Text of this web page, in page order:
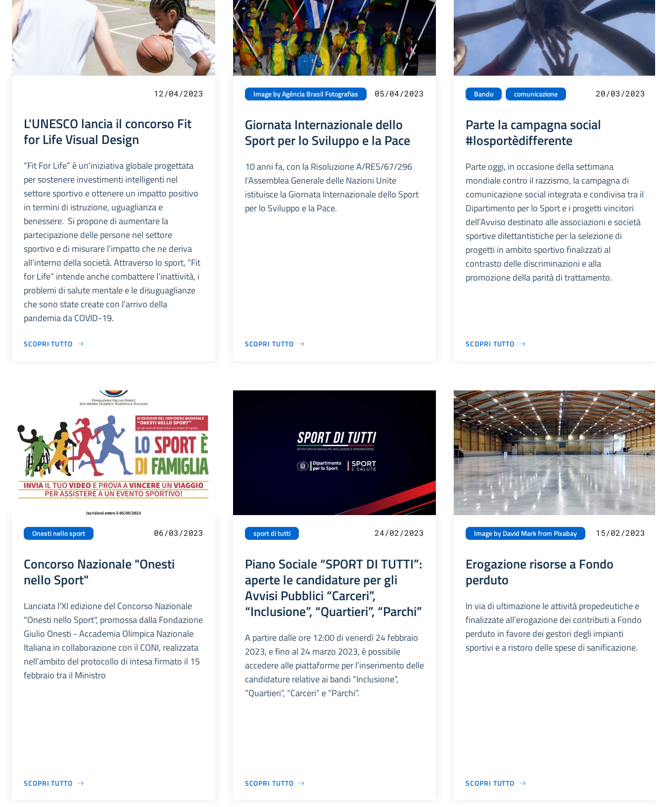
12/04/2023
L'UNESCO lancia il concorso Fit
for Life Visual Design
“Fit For Life” è un'iniziativa globale progettata
per sostenere investimenti intelligenti nel
settore sportivo e ottenere un impatto positivo
in termini di istruzione, uguaglianza e
benessere. Si propone di aumentare la
partecipazione delle persone nel settore
sportivo e di misurare l’impatto che ne deriva
all’interno della società. Attraverso lo sport, “Fit
for Life” intende anche combattere l’inattività, i
problemi di salute mentale e le disuguaglianze
che sono state create con l’arrivo della
pandemia da COVID-19.
SCOPRI TUTTO
Image by Agência Brasil Fotografias 05/04/2023
Giornata Internazionale dello
Sport per lo Sviluppo e la Pace
10 anni fa, con la Risoluzione A/RES/67/296
l’Assemblea Generale delle Nazioni Unite
istituisce la Giornata Internazionale dello Sport
per lo Sviluppo e la Pace.
SCOPRI TUTTO
Bando comunicazione 20/03/2023
Parte la campagna social
#losportèdifferente
Parte oggi, in occasione della settimana
mondiale contro il razzismo, la campagna di
comunicazione social integrata e condivisa tra il
Dipartimento per lo Sport e i progetti vincitori
dell’Avviso destinato alle associazioni e società
sportive dilettantistiche per la selezione di
progetti in ambito sportivo finalizzati al
contrasto delle discriminazioni e alla
promozione della parità di trattamento.
SCOPRI TUTTO
Onesti nello sport 06/03/2023
Concorso Nazionale "Onesti
nello Sport"
Lanciata l'XI edizione del Concorso Nazionale
"Onesti nello Sport", promossa dalla Fondazione
Giulio Onesti - Accademia Olimpica Nazionale
Italiana in collaborazione con il CONI, realizzata
nell’ambito del protocollo di intesa firmato il 15
febbraio tra il Ministro
SCOPRI TUTTO
sport di tutti 24/02/2023
Piano Sociale “SPORT DI TUTTI”:
aperte le candidature per gli
Avvisi Pubblici “Carceri”,
“Inclusione”, “Quartieri”, “Parchi”
A partire dalle ore 12:00 di venerdì 24 febbraio
2023, e fino al 24 marzo 2023, è possibile
accedere alle piattaforme per l’inserimento delle
candidature relative ai bandi “Inclusione”,
“Quartieri”, “Carceri” e “Parchi”.
SCOPRI TUTTO
Image by David Mark from Pixabay 15/02/2023
Erogazione risorse a Fondo
perduto
In via di ultimazione le attività propedeutiche e
finalizzate all’erogazione dei contributi a Fondo
perduto in favore dei gestori degli impianti
sportivi e a ristoro delle spese di sanificazione.
SCOPRI TUTTO